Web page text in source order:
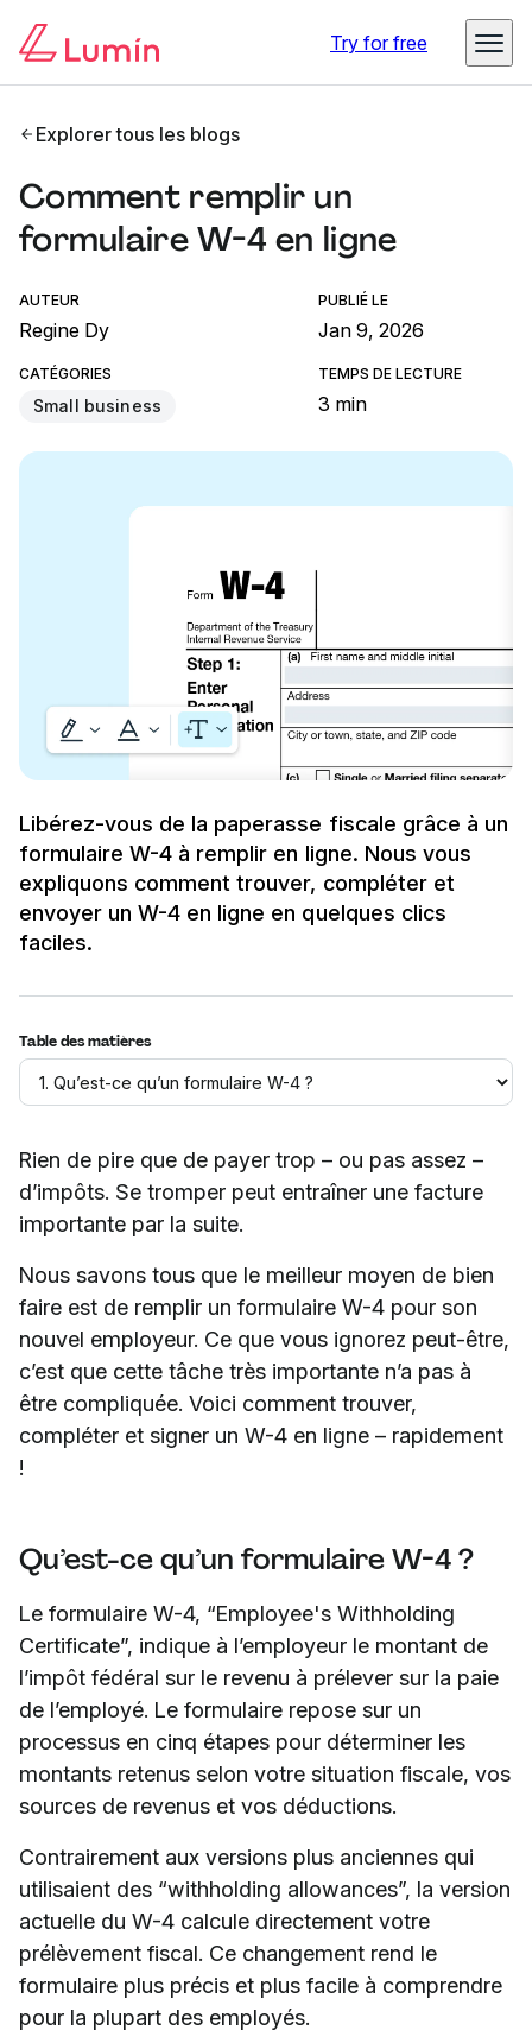
Try for free
Explorer tous les blogs
Comment remplir un
formulaire W-4 en ligne
AUTEUR
Regine Dy
PUBLIÉ LE
Jan 9, 2026
CATÉGORIES
Small business
TEMPS DE LECTURE
3 min
Libérez-vous de la paperasse fiscale grâce à un
formulaire W-4 à remplir en ligne. Nous vous
expliquons comment trouver, compléter et
envoyer un W-4 en ligne en quelques clics
faciles.
Table des matières
Rien de pire que de payer trop – ou pas assez –
d’impôts. Se tromper peut entraîner une facture
importante par la suite.
Nous savons tous que le meilleur moyen de bien
faire est de remplir un formulaire W-4 pour son
nouvel employeur. Ce que vous ignorez peut-être,
c’est que cette tâche très importante n’a pas à
être compliquée. Voici comment trouver,
compléter et signer un W-4 en ligne – rapidement
!
Qu’est-ce qu’un formulaire W-4 ?
Le formulaire W-4, “Employee's Withholding
Certificate”, indique à l’employeur le montant de
l’impôt fédéral sur le revenu à prélever sur la paie
de l’employé. Le formulaire repose sur un
processus en cinq étapes pour déterminer les
montants retenus selon votre situation fiscale, vos
sources de revenus et vos déductions.
Contrairement aux versions plus anciennes qui
utilisaient des “withholding allowances”, la version
actuelle du W-4 calcule directement votre
prélèvement fiscal. Ce changement rend le
formulaire plus précis et plus facile à comprendre
pour la plupart des employés.